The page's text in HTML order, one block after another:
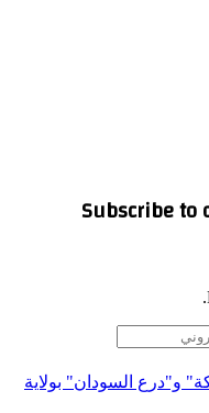
Subscribe
و"درع السودان" بولاية